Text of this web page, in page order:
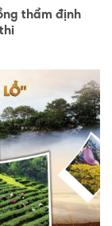
thẩm định